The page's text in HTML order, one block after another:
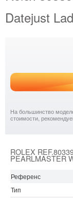
Datejust
На большинство
стоимости,
ROLEX
PEARLMASTER
Референс
Тип